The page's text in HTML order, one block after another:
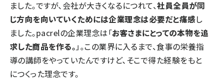
ました。ですが、会社が大きくなるにつれて、社員全員が同
じ方向を向いていくためには企業理念は必要だと痛感し
ました。pacrelの企業理念は「お客さまにとっての本物を追
求した商品を作る。 」。この業界に入るまで、食事の栄養指
導の講師をやっていたんですけど、そこで得た経験をもと
につくった理念です。